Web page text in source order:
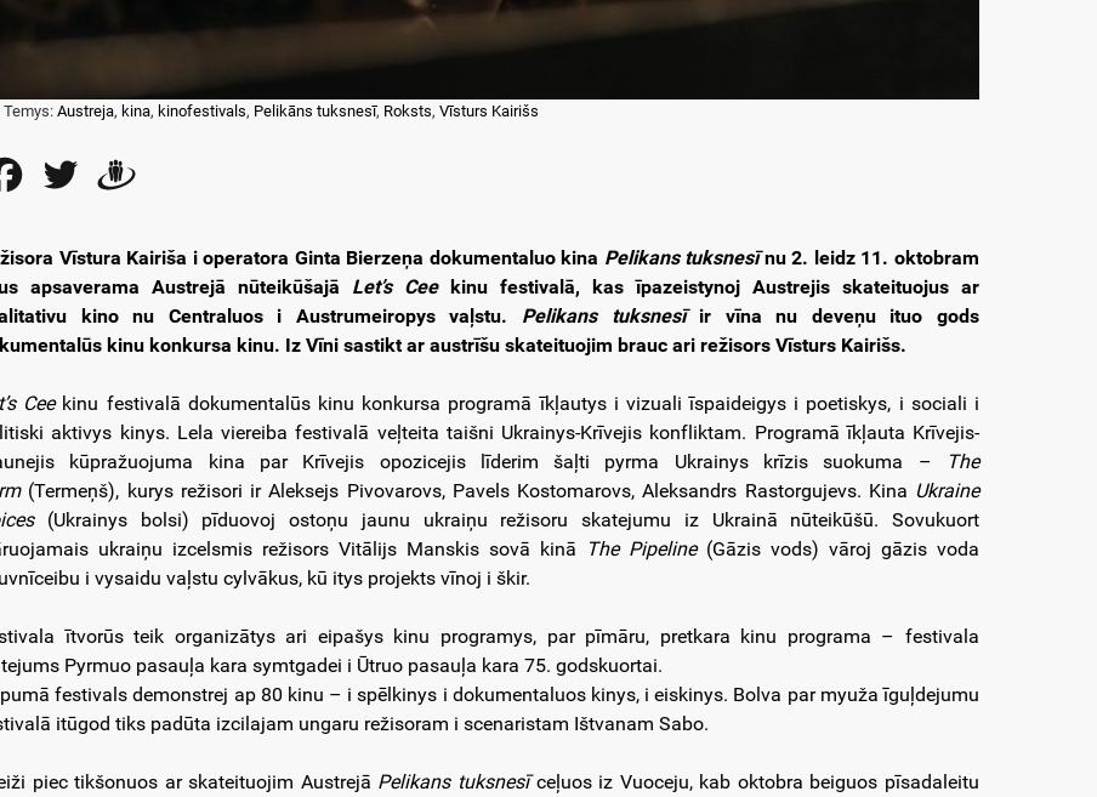
Temys: Austreja, kina, kinofestivals, Pelikāns tuksnesī, Roksts, Vīsturs Kairišs
FacebookTwitter
Vīstura Kairiša i operatora Ginta Bierzeņa dokumentaluo kina Pelikans tuksnesīnu 2. leidz 11. oktobram
apsaverama Austrejā nūteikūšajā Let’s Ceekinu festivalā, kas īpazeistynoj Austrejis skateituojus ar
kino nu Centraluos i Austrumeiropys vaļstu. Pelikans tuksnesī ir vīna nu deveņu ituo gods
kinu konkursa kinu. Iz Vīni sastikt ar austrīšu skateituojim brauc ari režisors Vīsturs Kairišs.
Ceekinu festivalā dokumentalūs kinu konkursa programā īkļautys i vizuali īspaideigys i poetiskys, i sociali i
aktivys kinys. Lela viereiba festivalā veļteita taišni Ukrainys-Krīvejis konfliktam. Programā īkļauta Krīvejis-
kūpražuojuma kina par Krīvejis opozicejis līderim šaļti pyrma Ukrainys krīzis suokuma –
The
(Termeņš), kurys režisori ir Aleksejs Pivovarovs, Pavels Kostomarovs, Aleksandrs Rastorgujevs. Kina Ukraine
(Ukrainys bolsi) pīduovoj ostoņu jaunu ukraiņu režisoru skatejumu iz Ukrainā nūteikūšū. Sovukuort
ukraiņu izcelsmis režisors Vitālijs Manskis sovā kinā
The Pipeline(Gāzis vods) vāroj gāzis voda
i vysaidu vaļstu cylvākus, kū itys projekts vīnoj i škir.
ītvorūs teik organizātys ari eipašys kinu programys, par pīmāru, pretkara kinu programa – festivala
Pyrmuo pasauļa kara symtgadei i Ūtruo pasauļa kara 75. godskuortai.
festivals demonstrej ap 80 kinu – i spēlkinys i dokumentaluos kinys, i eiskinys. Bolva par myuža īguļdejumu
itūgod tiks padūta izcilajam ungaru režisoram i scenaristam Ištvanam Sabo.
piec tikšonuos ar skateituojim Austrejā Pelikans tuksnesīceļuos iz Vuoceju, kab oktobra beiguos pīsadaleitu